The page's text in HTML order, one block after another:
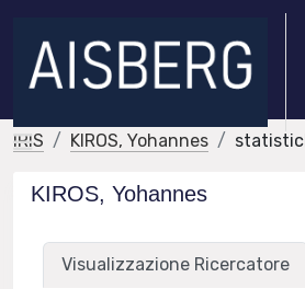
IRIS KIROS, Yohannes
KIROS, Yohannes
Visualizzazione Ricercatore